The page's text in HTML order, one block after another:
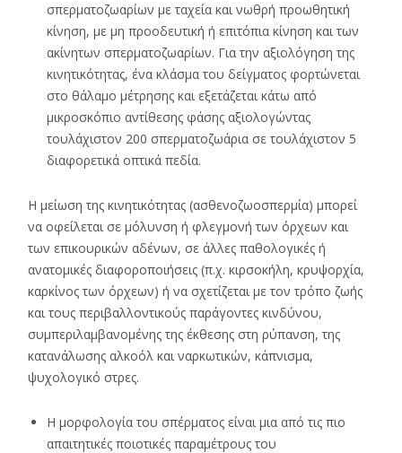
σπερματοζωαρίων με ταχεία και νωθρή προωθητική
κίνηση, με μη προοδευτική ή επιτόπια κίνηση και των
ακίνητων σπερματοζωαρίων. Για την αξιολόγηση της
κινητικότητας, ένα κλάσμα του δείγματος φορτώνεται
στο θάλαμο μέτρησης και εξετάζεται κάτω από
μικροσκόπιο αντίθεσης φάσης αξιολογώντας
τουλάχιστον 200 σπερματοζωάρια σε τουλάχιστον 5
διαφορετικά οπτικά πεδία.
Η μείωση της κινητικότητας (ασθενοζωοσπερμία) μπορεί
να οφείλεται σε μόλυνση ή φλεγμονή των όρχεων και
των επικουρικών αδένων, σε άλλες παθολογικές ή
ανατομικές διαφοροποιήσεις (π.χ. κιρσοκήλη, κρυψορχία,
καρκίνος των όρχεων) ή να σχετίζεται με τον τρόπο ζωής
και τους περιβαλλοντικούς παράγοντες κινδύνου,
συμπεριλαμβανομένης της έκθεσης στη ρύπανση, της
κατανάλωσης αλκοόλ και ναρκωτικών, κάπνισμα,
ψυχολογικό στρες.
Η μορφολογία του σπέρματος είναι μια από τις πιο
απαιτητικές ποιοτικές παραμέτρους του